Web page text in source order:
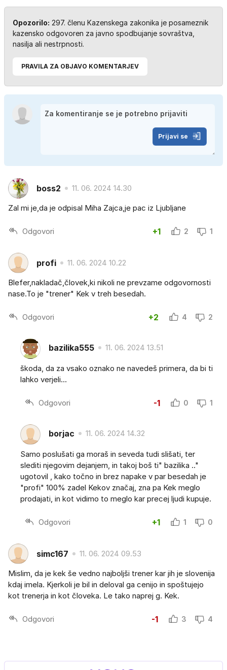
Opozorilo: 297. členu Kazenskega zakonika je posameznik
kazensko odgovoren za javno spodbujanje sovraštva,
nasilja ali nestrpnosti.
PRAVILA ZA OBJAVO KOMENTARJEV
Prijavi se
boss2 11. 06. 2024 14.30
Zal mi je,da je odpisal Miha Zajca,je pac iz Ljubljane
Odgovori +1 2 1
profi 11. 06. 2024 10.22
Blefer,nakladač,človek,ki nikoli ne prevzame odgovornosti
nase.To je "trener" Kek v treh besedah.
Odgovori +2 4 2
bazilika555 11. 06. 2024 13.51
škoda, da za vsako oznako ne navedeš primera, da bi ti
lahko verjeli...
Odgovori -1 0 1
borjac 11. 06. 2024 14.32
Samo poslušati ga moraš in seveda tudi slišati, ter
slediti njegovim dejanjem, in takoj boš ti" bazilika .."
ugotovil , kako točno in brez napake v par besedah je
"profi" 100% zadel Kekov značaj, zna pa Kek meglo
prodajati, in kot vidimo to meglo kar precej ljudi kupuje.
Odgovori +1 1 0
simc167 11. 06. 2024 09.53
Mislim, da je kek še vedno najboljši trener kar jih je slovenija
kdaj imela. Kjerkoli je bil in deloval ga cenijo in spoštujejo
kot trenerja in kot človeka. Le tako naprej g. Kek.
Odgovori -1 3 4